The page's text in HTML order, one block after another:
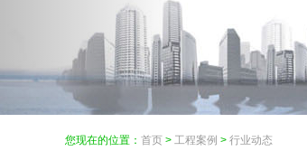
您现在的位置： 首页 > 工程案例 > 行业动态